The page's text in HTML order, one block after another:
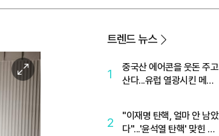
이
미
지
트렌드 뉴스
1
중국산 에어콘을 웃돈 주고
산다...유럽 열광시킨 메이
2
"이재명 탄핵, 얼마 안 남았
다"...'윤석열 탄핵' 맞힌 무